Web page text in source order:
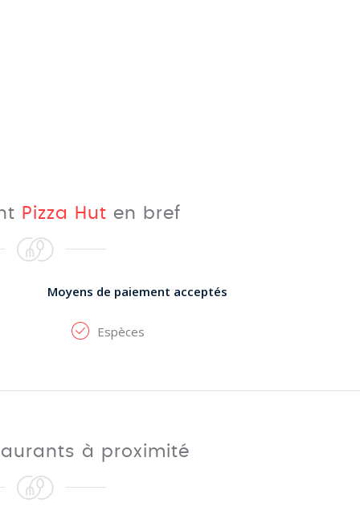
Pizza Hut en bref
Moyens de paiement acceptés
Espèces
à proximité